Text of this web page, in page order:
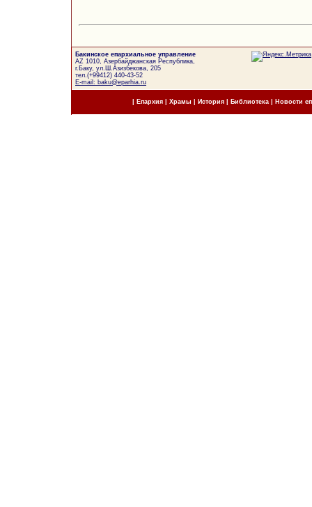
Бакинское епархиальное управление
AZ 1010, Азербайджанская Республика,
г.Баку, ул.Ш.Азизбекова, 205
тел.(+99412) 440-43-52
E-mail: baku@eparhia.ru
Епархия| Храмы История| Библиотека Новости